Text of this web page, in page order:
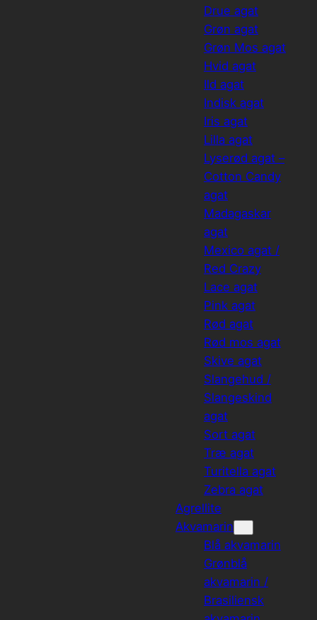
Drue agat
Grøn agat
Grøn Mos agat
Hvid agat
Ild agat
Indisk agat
Iris agat
Lilla agat
Lyserød agat –
Cotton Candy
agat
Madagaskar
agat
Mexico agat /
Red Crazy
Lace agat
Pink agat
Rød agat
Rød mos agat
Skive agat
Slangehud /
Slangeskind
agat
Sort agat
Træ agat
Turitella agat
Zebra agat
Agrellite
Akvamarin
Blå akvamarin
Grønblå
akvamarin /
Brasiliensk